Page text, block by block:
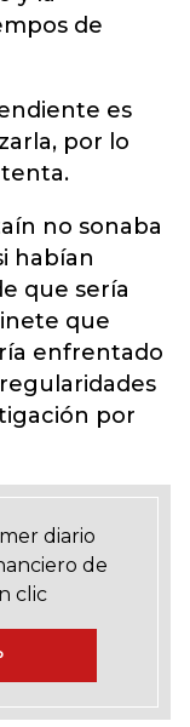
de
es
por lo
no sonaba
habían
que sería
que
enfrentado
por
diario
de
clic